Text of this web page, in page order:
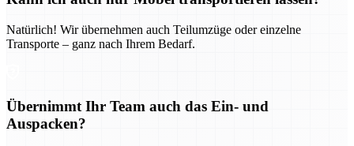
Natürlich! Wir übernehmen auch Teilumzüge oder einzelne
Transporte – ganz nach Ihrem Bedarf.
Übernimmt Ihr Team auch das Ein- und
Auspacken?